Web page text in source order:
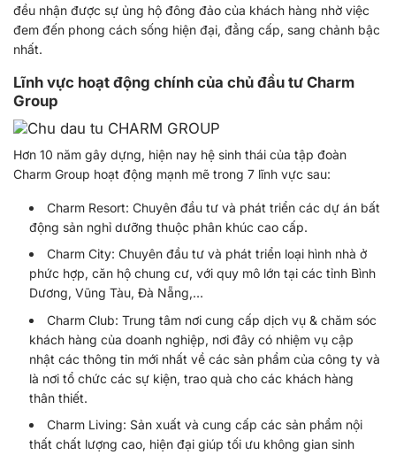
đều nhận được sự ủng hộ đông đảo của khách hàng nhờ việc
đem đến phong cách sống hiện đại, đẳng cấp, sang chảnh bậc
nhất.
Lĩnh vực hoạt động chính của chủ đầu tư Charm
Group
Hơn 10 năm gây dựng, hiện nay hệ sinh thái của tập đoàn
Charm Group hoạt động mạnh mẽ trong 7 lĩnh vực sau:
Charm Resort: Chuyên đầu tư và phát triển các dự án bất
động sản nghỉ dưỡng thuộc phân khúc cao cấp.
Charm City: Chuyên đầu tư và phát triển loại hình nhà ở
phức hợp, căn hộ chung cư, với quy mô lớn tại các tỉnh Bình
Dương, Vũng Tàu, Đà Nẵng,…
Charm Club: Trung tâm nơi cung cấp dịch vụ & chăm sóc
khách hàng của doanh nghiệp, nơi đây có nhiệm vụ cập
nhật các thông tin mới nhất về các sản phẩm của công ty và
là nơi tổ chức các sự kiện, trao quà cho các khách hàng
thân thiết.
Charm Living: Sản xuất và cung cấp các sản phẩm nội
thất chất lượng cao, hiện đại giúp tối ưu không gian sinh